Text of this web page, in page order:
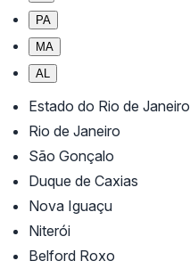
PA
MA
AL
Estado do Rio de Janeiro
Rio de Janeiro
São Gonçalo
Duque de Caxias
Nova Iguaçu
Niterói
Belford Roxo